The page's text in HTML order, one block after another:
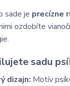
sade je precízne
ozdobíte
sadu
dizajn: Motív